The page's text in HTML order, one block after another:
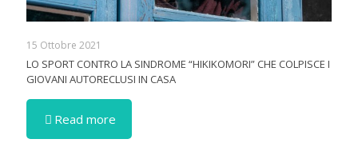
15 Ottobre 2021
LO SPORT CONTRO LA SINDROME “HIKIKOMORI” CHE COLPISCE I
GIOVANI AUTORECLUSI IN CASA
Read more